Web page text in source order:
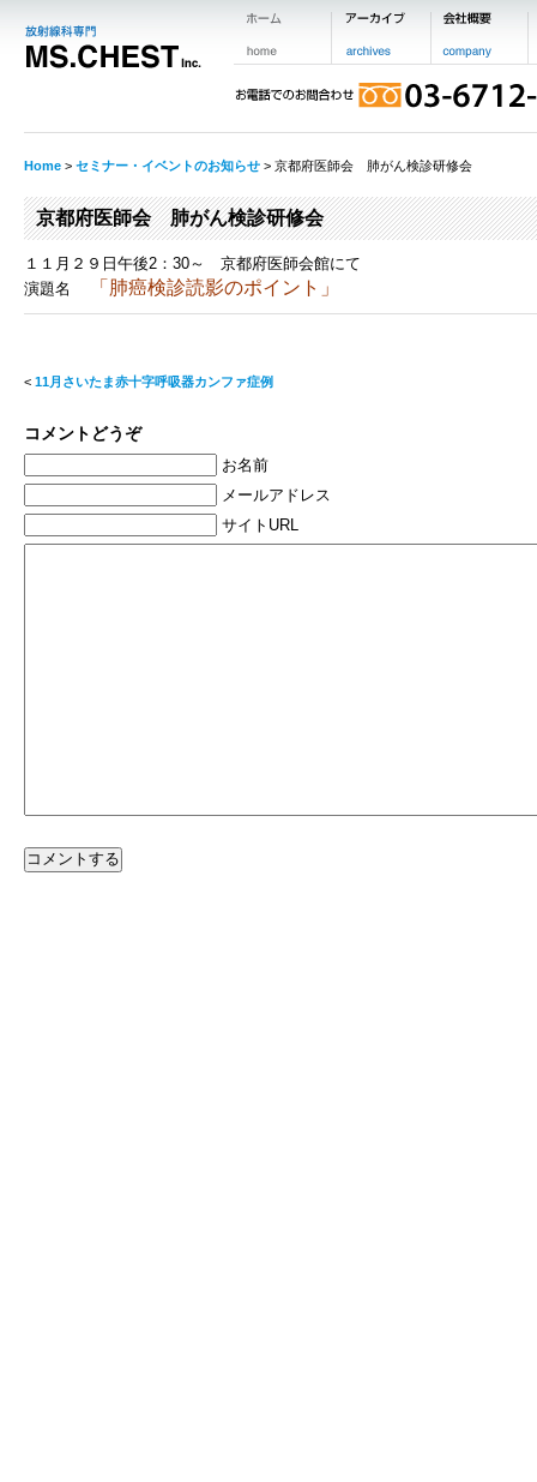
Home > セミナー・イベントのお知らせ > 京都府医師会 肺がん検診研修会
京都府医師会 肺がん検診研修会
１１月２９日午後2：30～ 京都府医師会館にて
演題名
「肺癌検診読影のポイント」
< 11月さいたま赤十字呼吸器カンファ症例
コメントどうぞ
お名前
メールアドレス
サイトURL